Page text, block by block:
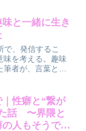
と一緒に生き
で、発信するこ
味を考える。趣味
者が、言葉と向
｜性癖と“繋が
話 〜界隈と
人もそうでな